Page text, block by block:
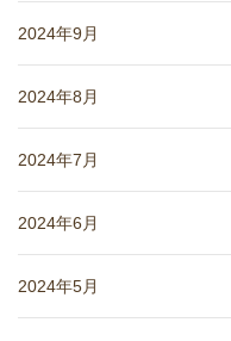
2024年9月
2024年8月
2024年7月
2024年6月
2024年5月